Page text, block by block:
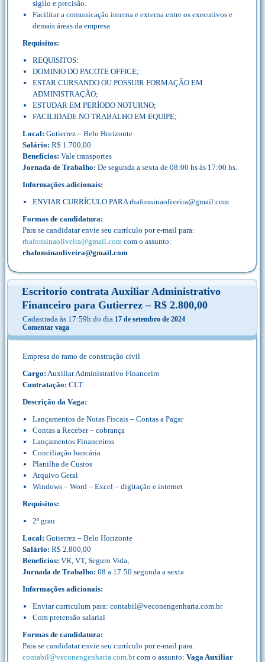
sigilo e precisão.
Facilitar a comunicação interna e externa entre os executivos e
demais áreas da empresa.
Requisitos:
REQUISITOS:
DOMINIO DO PACOTE OFFICE;
ESTAR CURSANDO OU POSSUIR FORMAÇÃO EM
ADMINISTRAÇÃO;
ESTUDAR EM PERÍODO NOTURNO;
FACILIDADE NO TRABALHO EM EQUIPE;
Local: Gutierrez – Belo Horizonte
Salário: R$ 1.700,00
Benefícios: Vale transportes
Jornada de Trabalho: De segunda a sexta de 08:00 hs às 17:00 hs.
Informações adicionais:
ENVIAR CURRÍCULO PARA rhafonsinaoliveira@gmail.com
Formas de candidatura:
Para se candidatar envie seu currículo por e-mail para:
rhafonsinaoliveira@gmail.com com o assunto:
rhafonsinaoliveira@gmail.com
Escritorio contrata Auxiliar Administrativo
Financeiro para Gutierrez – R$ 2.800,00
Cadastrada às 17:59h do dia 17 de setembro de 2024
Comentar vaga
Empresa do ramo de construção civil
Cargo: Auxiliar Administrativo Financeiro
Contratação: CLT
Descrição da Vaga:
Lançamentos de Notas Fiscais – Contas a Pagar
Contas a Receber – cobrança
Lançamentos Financeiros
Conciliação bancária
Planilha de Custos
Arquivo Geral
Windows – Word – Excel – digitação e internet
Requisitos:
2º grau
Local: Gutierrez – Belo Horizonte
Salário: R$ 2.800,00
Benefícios: VR, VT, Seguro Vida,
Jornada de Trabalho: 08 a 17:50 segunda a sexta
Informações adicionais:
Enviar curriculum para: contabil@veconengenharia.com.br
Com pretensão salarial
Formas de candidatura:
Para se candidatar envie seu currículo por e-mail para:
contabil@veconengenharia.com.brcom o assunto: Vaga Auxiliar